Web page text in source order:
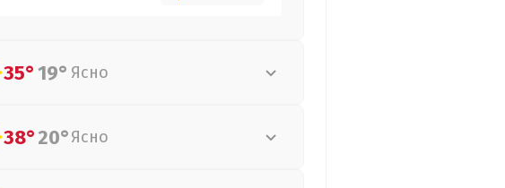
35°19° Ясно
38°20°Ясно